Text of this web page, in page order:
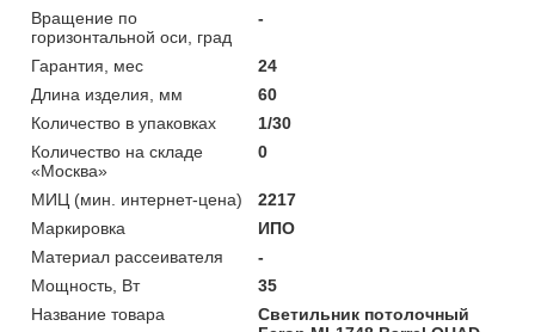
Вращение по
горизонтальной оси, град
-
Гарантия, мес
24
Длина изделия, мм
60
Количество в упаковках
1/30
Количество на складе
«Москва»
0
МИЦ (мин. интернет-цена)
2217
Маркировка
ИПО
Материал рассеивателя
-
Мощность, Вт
35
Название товара
Светильник потолочный